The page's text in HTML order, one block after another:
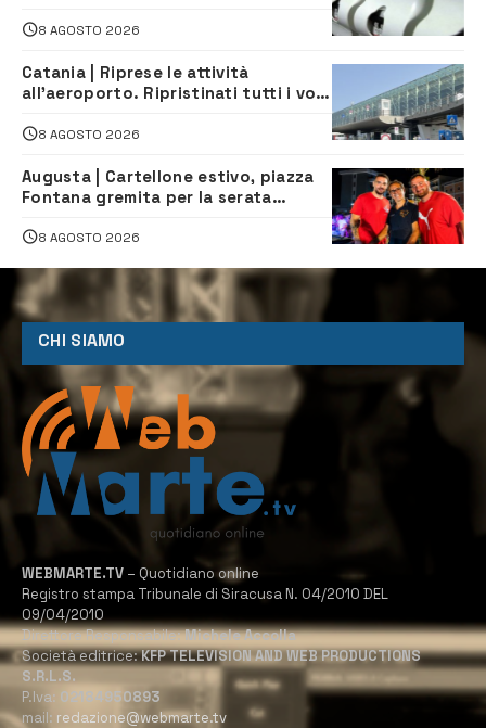
8 AGOSTO 2026
Catania | Riprese le attività
all’aeroporto. Ripristinati tutti i voli
8 AGOSTO 2026
Augusta | Cartellone estivo, piazza
Fontana gremita per la serata
8 AGOSTO 2026
CHI SIAMO
WEBMARTE.TV – Quotidiano online
Registro stampa Tribunale di Siracusa N. 04/2010 DEL
09/04/2010
Direttore Responsabile:Michele Accolla
Società editrice:KFP TELEVISION AND WEB PRODUCTIONS
S.R.L.S.
P.Iva: 02184950893
mail: redazione@webmarte.tv